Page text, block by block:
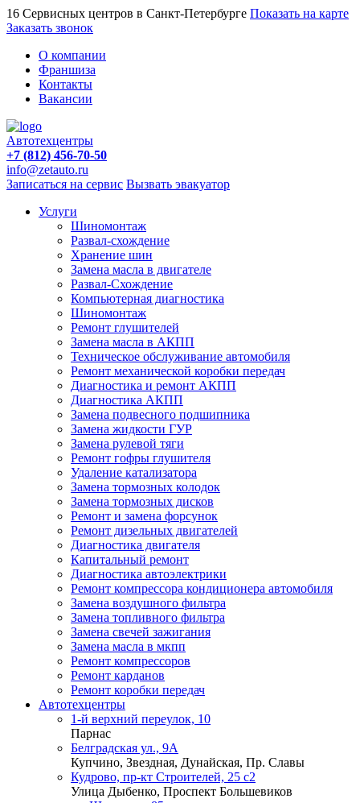
16 Сервисных центров в Санкт-Петербурге Показать на карте
Заказать звонок
О компании
Франшиза
Контакты
Вакансии
Автотехцентры
+7 (812) 456-70-50
info@zetauto.ru
Записаться на сервис Вызвать эвакуатор
Услуги
Шиномонтаж
Развал-схождение
Хранение шин
Замена масла в двигателе
Развал-Схождение
Компьютерная диагностика
Шиномонтаж
Ремонт глушителей
Замена масла в АКПП
Техническое обслуживание автомобиля
Ремонт механической коробки передач
Диагностика и ремонт АКПП
Диагностика АКПП
Замена подвесного подшипника
Замена жидкости ГУР
Замена рулевой тяги
Ремонт гофры глушителя
Удаление катализатора
Замена тормозных колодок
Замена тормозных дисков
Ремонт и замена форсунок
Ремонт дизельных двигателей
Диагностика двигателя
Капитальный ремонт
Диагностика автоэлектрики
Ремонт компрессора кондиционера автомобиля
Замена воздушного фильтра
Замена топливного фильтра
Замена свечей зажигания
Замена масла в мкпп
Ремонт компрессоров
Ремонт карданов
Ремонт коробки передач
Автотехцентры
1-й верхний переулок, 10
Парнас
Белградская ул., 9А
Купчино, Звездная, Дунайская, Пр. Славы
Кудрово, пр-кт Строителей, 25 с2
Улица Дыбенко, Проспект Большевиков